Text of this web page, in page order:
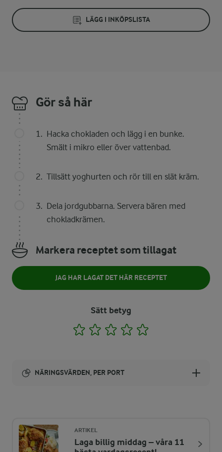
LÄGG I INKÖPSLISTA
Gör så här
Hacka chokladen och lägg i en bunke.
Smält i mikro eller över vattenbad.
Tillsätt yoghurten och rör till en slät kräm.
Dela jordgubbarna. Servera bären med
chokladkrämen.
Markera receptet som tillagat
JAG HAR LAGAT DET HÄR RECEPTET
Sätt betyg
1 2 3 4
NÄRINGSVÄRDEN, PER PORT
ENERGIDISTRIBUTION %
NÄRINGSVÄRDEN PER PORT
ARTIKEL
Laga billig middag – våra 11